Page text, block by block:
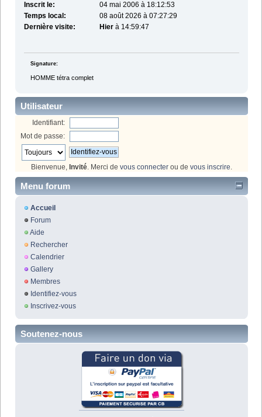
Inscrit le:
04 mai 2006 à 18:12:53
Temps local:
08 août 2026 à 07:27:29
Dernière visite:
Hierà 14:59:47
Signature:
HOMME tétra complet
Utilisateur
Identifiant:
Mot de passe:
Bienvenue, Invité. Merci de vous connecter ou de vous inscrire.
Menu forum
Accueil
Forum
Aide
Rechercher
Calendrier
Gallery
Membres
Identifiez-vous
Inscrivez-vous
Soutenez-nous